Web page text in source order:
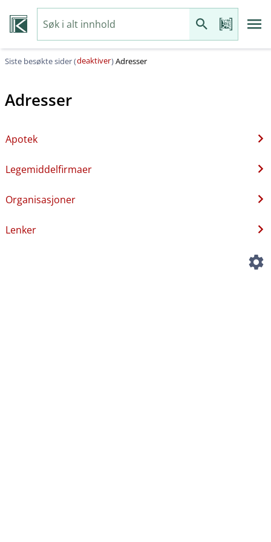
Siste besøkte sider (deaktiver)Adresser
Adresser
Apotek
Legemiddelfirmaer
Organisasjoner
Lenker